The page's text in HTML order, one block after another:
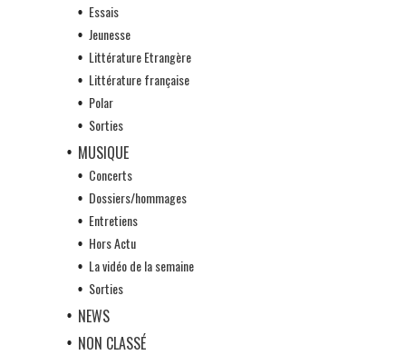
Essais
Jeunesse
Littérature Etrangère
Littérature française
Polar
Sorties
MUSIQUE
Concerts
Dossiers/hommages
Entretiens
Hors Actu
La vidéo de la semaine
Sorties
NEWS
NON CLASSÉ